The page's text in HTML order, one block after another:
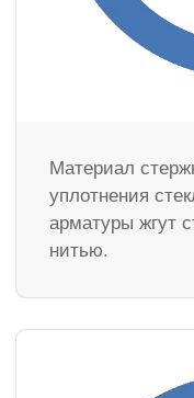
Материал
уплотнения
арматуры жгут
нитью.